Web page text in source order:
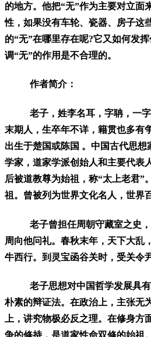
的地方。他把“无”作为主要对立面
性，如果没有车轮、瓷器、房子这
的“无”在哪里存在呢?它又如何发
调“无”的作用是不合理的。
作者简介：
老子，姓李名耳，字聃，一
末期人，生卒年不详，籍贯也多有
出生于楚国或陈国 。中国古代思想
学家，道家学派创始人和主要代表
后被道教尊为始祖，称“太上老君”
祖。曾被列为世界文化名人，世界
老子曾担任周朝守藏室之史
周向他问礼。春秋末年，天下大乱
牛西行。到灵宝函谷关时，受关令
老子思想对中国哲学发展具
朴素的辩证法。在政治上，主张无
上，讲究物极必反之理。在修身方